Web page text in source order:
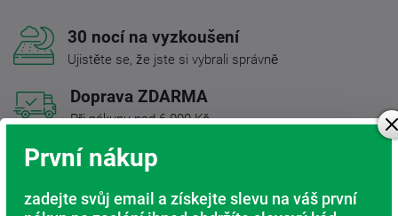
30 nocí na vyzkoušení
Ujistěte se, že jste si vybrali správně
Doprava ZDARMA
Při nákupu nad 6 000 Kč
Rádi poradíme s výběrem
První nákup
zadejte svůj email a získejte slevu na váš první